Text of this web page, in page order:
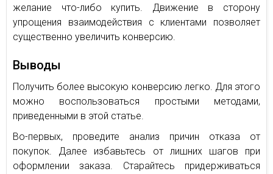
желание что-либо купить. Движение в сторону
упрощения взаимодействия с клиентами позволяет
существенно увеличить конверсию.
Выводы
Получить более высокую конверсию легко. Для этого
можно воспользоваться простыми методами,
приведенными в этой статье.
Во-первых, проведите анализ причин отказа от
покупок. Далее избавьтесь от лишних шагов при
оформлении заказа. Старайтесь придерживаться